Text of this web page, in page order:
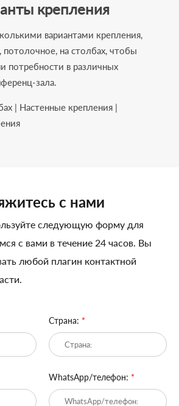
крепления
вариантами крепления,
потолочное, на столбах, чтобы
потребности в различных
зала.
| Настенные крепления |
с нами
следующую форму для
с вами в течение 24 часов. Вы
любой плагин контактной
Страна: *
WhatsApp/телефон: *